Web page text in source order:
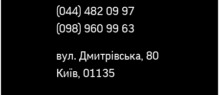
(044) 482 09 97
(098) 960 99 63
вул. Дмитрівська, 80
Київ, 01135